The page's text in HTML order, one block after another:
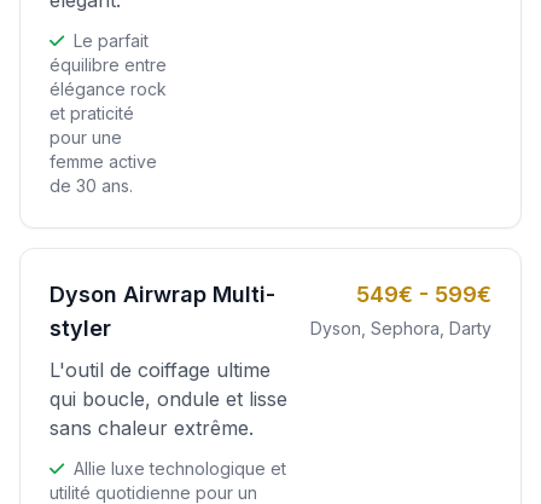
Le parfait
équilibre entre
élégance rock
et praticité
pour une
femme active
de 30 ans.
Dyson Airwrap Multi-
styler
L'outil de coiffage ultime
qui boucle, ondule et lisse
sans chaleur extrême.
Allie luxe technologique et
utilité quotidienne pour un
549€ - 599€
Dyson, Sephora, Darty